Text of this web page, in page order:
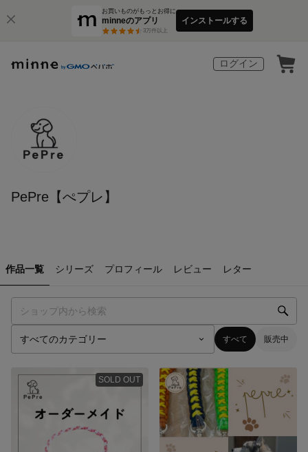
お買いものがもっとお得に
minneのアプリ
3万件以上
インストールする
ログイン
PePre【ぺプレ】
作品一覧 シリーズ プロフィール レビュー レター
すべて 販売中
SOLD OUT